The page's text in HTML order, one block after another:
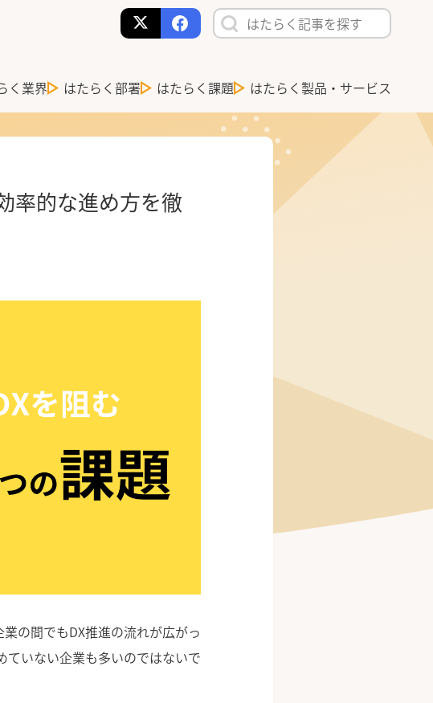
く業界 はたらく部署 はたらく課題 はたらく製品・サービス
率的な進め方を徹
の間でもDX推進の流れが広がっ
ていない企業も多いのではないで